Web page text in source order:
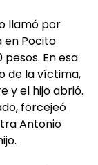
llamó por
en Pocito
En esa
de la víctima,
y el hijo abrió.
forcejeó
Antonio